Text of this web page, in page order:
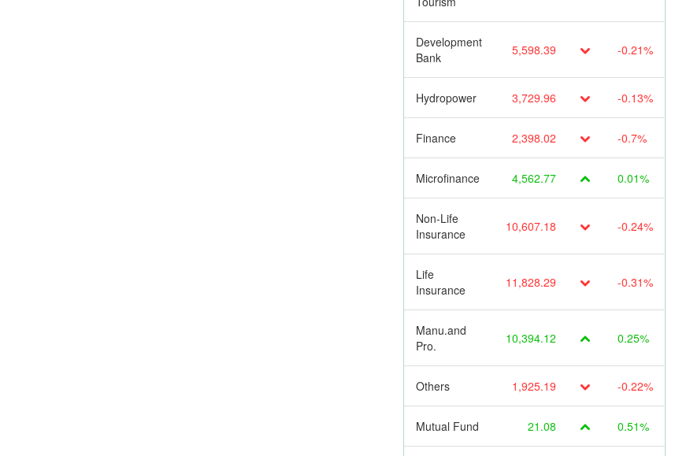
Development
Bank
5,598.39 -0.21%
Hydropower 3,729.96 -0.13%
Finance 2,398.02 -0.7%
Microfinance 4,562.77 0.01%
Non-Life
Insurance
10,607.18 -0.24%
Life
Insurance
11,828.29 -0.31%
Manu.and
Pro.
10,394.12 0.25%
Others 1,925.19 -0.22%
Mutual Fund 21.08 0.51%